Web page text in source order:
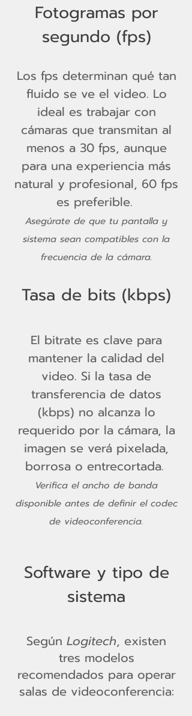
Fotogramas por
segundo (fps)
Los fps determinan qué tan
fluido se ve el video. Lo
ideal es trabajar con
cámaras que transmitan al
menos a 30 fps, aunque
para una experiencia más
natural y profesional, 60 fps
es preferible.
Asegúrate de que tu pantalla y
sistema sean compatibles con la
frecuencia de la cámara.
Tasa de bits (kbps)
El bitrate es clave para
mantener la calidad del
video. Si la tasa de
transferencia de datos
(kbps) no alcanza lo
requerido por la cámara, la
imagen se verá pixelada,
borrosa o entrecortada.
Verifica el ancho de banda
disponible antes de definir el codec
de videoconferencia.
Software y tipo de
sistema
Según Logitech, existen
tres modelos
recomendados para operar
salas de videoconferencia: